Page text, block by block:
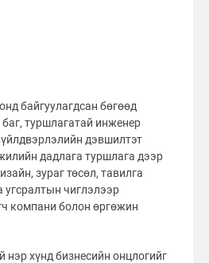
байгуулагдсан бөгөөд
туршлагатай инженер
дэвшилтэт
дадлага туршлага дээр
зураг төсөл, тавилга
угсралтын чиглэлээр
компани болон өргөжин
нэр хүнд бизнесийн онцлогийг